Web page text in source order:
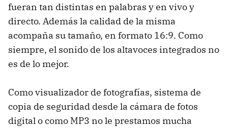
fueran tan distintas en palabras y en vivo y
directo. Además la calidad de la misma
acompaña su tamaño, en formato 16:9. Como
siempre, el sonido de los altavoces integrados no
es de lo mejor.
Como visualizador de fotografías, sistema de
copia de seguridad desde la cámara de fotos
digital o como MP3 no le prestamos mucha